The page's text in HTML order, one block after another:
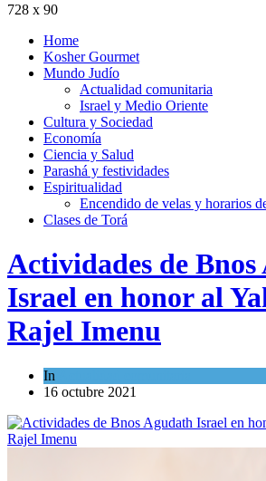
728 x 90
Home
Kosher Gourmet
Mundo Judío
Actualidad comunitaria
Israel y Medio Oriente
Cultura y Sociedad
Economía
Ciencia y Salud
Parashá y festividades
Espiritualidad
Encendido de velas y horarios
Clases de Torá
Actividades de
Israel en honor al
Rajel Imenu
In
16 octubre 2021